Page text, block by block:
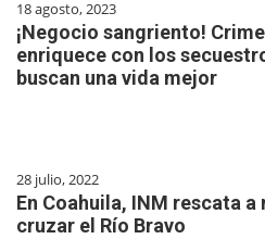
18 agosto, 2023
¡Negocio sangriento!
enriquece con los
buscan una vida mejor
28 julio, 2022
En Coahuila, INM rescata
cruzar el Río Bravo